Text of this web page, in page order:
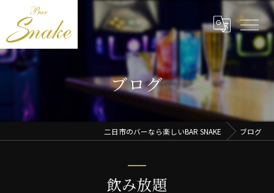
ブログ
二日市のバーなら楽しいBAR SNAKE ブログ
飲み放題